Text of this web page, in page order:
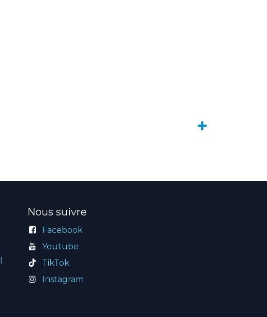
Nous suivre
Facebook
Youtube
TikTok
Instagram